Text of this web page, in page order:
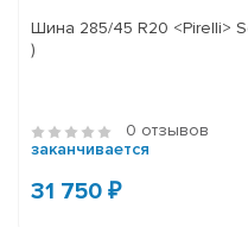
Шина 285/45 R20 <Pirelli>
)
0 отзывов
заканчивается
31 750 ₽